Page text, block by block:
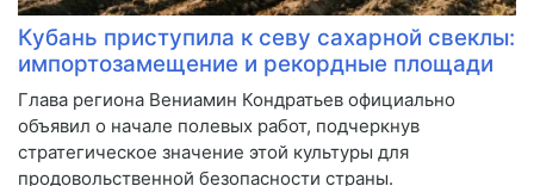
Кубань приступила к севу сахарной свеклы:
импортозамещение и рекордные площади
Глава региона Вениамин Кондратьев официально
объявил о начале полевых работ, подчеркнув
стратегическое значение этой культуры для
продовольственной безопасности страны.